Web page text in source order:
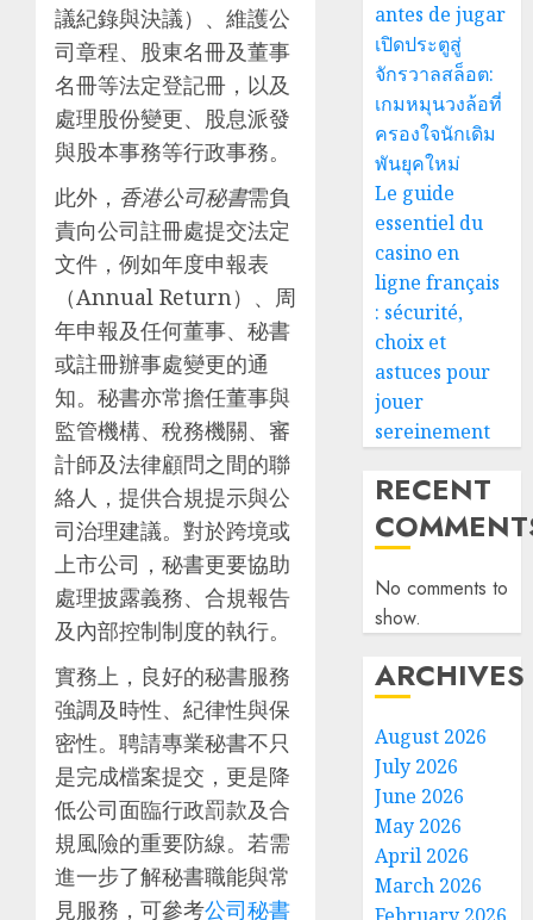
議紀錄與決議）、維護公
司章程、股東名冊及董事
名冊等法定登記冊，以及
處理股份變更、股息派發
與股本事務等行政事務。
此外， 香港公司秘書需負
責向公司註冊處提交法定
文件，例如年度申報表
（Annual Return）、周
年申報及任何董事、秘書
或註冊辦事處變更的通
知。秘書亦常擔任董事與
監管機構、稅務機關、審
計師及法律顧問之間的聯
絡人，提供合規提示與公
司治理建議。對於跨境或
上市公司，秘書更要協助
處理披露義務、合規報告
及內部控制制度的執行。
實務上，良好的秘書服務
強調及時性、紀律性與保
密性。聘請專業秘書不只
是完成檔案提交，更是降
低公司面臨行政罰款及合
規風險的重要防線。若需
進一步了解秘書職能與常
見服務，可參考公司秘書
antes de jugar
เปิดประตูสู่
จักรวาลสล็อต:
เกมหมุนวงล้อที่
ครองใจนักเดิม
พันยุคใหม่
Le guide
essentiel du
casino en
ligne français
: sécurité,
choix et
astuces pour
jouer
sereinement
RECENT
No comments to
show.
ARCHIVES
August 2026
July 2026
June 2026
May 2026
April 2026
March 2026